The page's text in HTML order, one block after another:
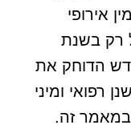
אירופי
רק בשנת
חדש הדוחק את
רפואי ומיני
במאמר זה.